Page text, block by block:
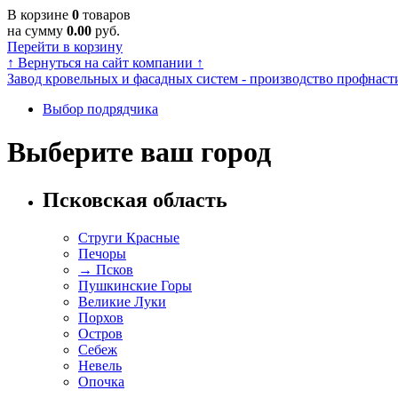
В корзине 0 товаров
на сумму 0.00 руб.
Перейти в корзину
↑ Вернуться на сайт компании ↑
Завод кровельных и фасадных систем - производство
Выбор подрядчика
Выберите ваш город
Псковская область
Струги Красные
Печоры
→ Псков
Пушкинские Горы
Великие Луки
Порхов
Остров
Себеж
Невель
Опочка